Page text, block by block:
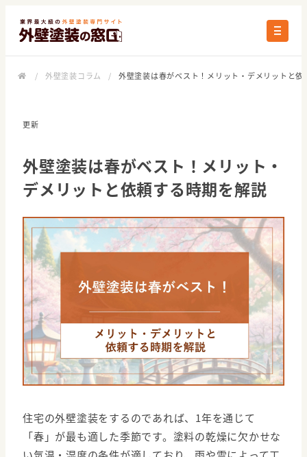
/ 外壁塗装コラム / 外壁塗装は春がベスト！メリット・デメリットと
更新
外壁塗装は春がベスト！メリット・
デメリットと依頼する時期を解説
住宅の外壁塗装をするのであれば、1年を通じて
「春」が最も適した季節です。塗料の乾燥に欠かせな